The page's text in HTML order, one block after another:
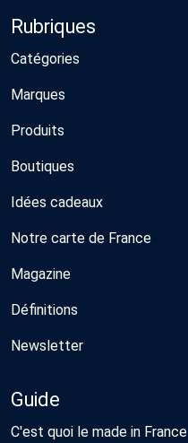
Rubriques
Catégories
Marques
Produits
Boutiques
Idées cadeaux
Notre carte de France
Magazine
Définitions
Newsletter
Guide
C'est quoi le made in France